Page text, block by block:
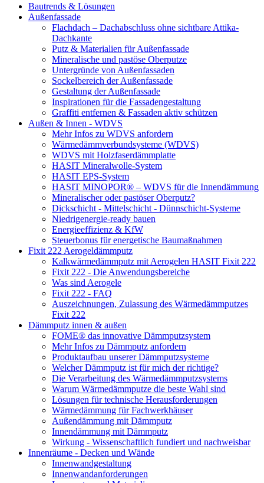
Bautrends & Lösungen
Außenfassade
Flachdach – Dachabschluss ohne sichtbare Attika-
Dachkante
Putz & Materialien für Außenfassade
Mineralische und pastöse Oberputze
Untergründe von Außenfassaden
Sockelbereich der Außenfassade
Gestaltung der Außenfassade
Inspirationen für die Fassadengestaltung
Graffiti entfernen & Fassaden aktiv schützen
Außen & Innen - WDVS
Mehr Infos zu WDVS anfordern
Wärmedämmverbundsysteme (WDVS)
WDVS mit Holzfaserdämmplatte
HASIT Mineralwolle-System
HASIT EPS-System
HASIT MINOPOR® – WDVS für die Innendämmung
Mineralischer oder pastöser Oberputz?
Dickschicht - Mittelschicht - Dünnschicht-Systeme
Niedrigenergie-ready bauen
Energieeffizienz & KfW
Steuerbonus für energetische Baumaßnahmen
Fixit 222 Aerogeldämmputz
Kalkwärmedämmputz mit Aerogelen HASIT Fixit 222
Fixit 222 - Die Anwendungsbereiche
Was sind Aerogele
Fixit 222 - FAQ
Auszeichnungen, Zulassung des Wärmedämmputzes
Fixit 222
Dämmputz innen & außen
FOME® das innovative Dämmputzsystem
Mehr Infos zu Dämmputz anfordern
Produktaufbau unserer Dämmputzsysteme
Welcher Dämmputz ist für mich der richtige?
Die Verarbeitung des Wärmedämmputzsystems
Warum Wärmedämmputze die beste Wahl sind
Lösungen für technische Herausforderungen
Wärmedämmung für Fachwerkhäuser
Außendämmung mit Dämmputz
Innendämmung mit Dämmputz
Wirkung - Wissenschaftlich fundiert und nachweisbar
Innenräume - Decken und Wände
Innenwandgestaltung
Innenwandanforderungen